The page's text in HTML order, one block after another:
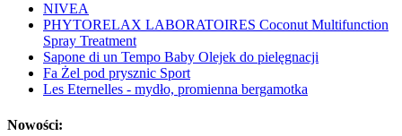
NIVEA
PHYTORELAX LABORATOIRES Coconut Multifunction
Spray Treatment
Sapone di un Tempo Baby Olejek do pielęgnacji
Fa Żel pod prysznic Sport
Les Eternelles - mydło, promienna bergamotka
Nowości: